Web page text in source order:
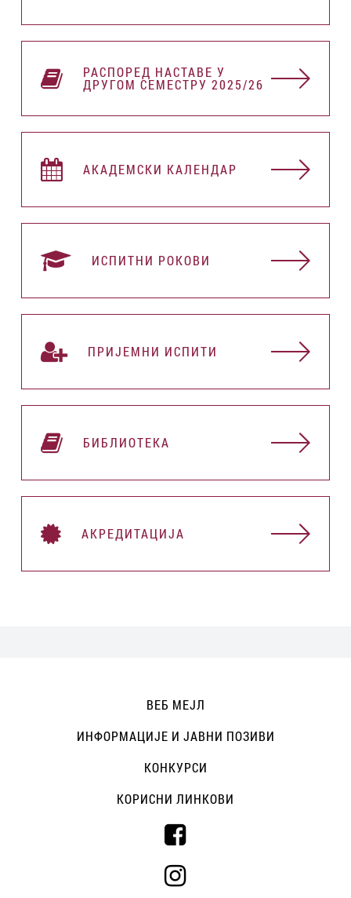
РАСПОРЕД НАСТАВЕ У
ДРУГОМ СЕМЕСТРУ 2025/26
АКАДЕМСКИ КАЛЕНДАР
ИСПИТНИ РОКОВИ
ПРИЈЕМНИ ИСПИТИ
БИБЛИОТЕКА
АКРЕДИТАЦИЈА
ВЕБ МЕЈЛ
ИНФОРМАЦИЈЕ И ЈАВНИ ПОЗИВИ
КОНКУРСИ
КОРИСНИ ЛИНКОВИ